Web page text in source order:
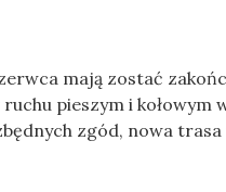
mają zostać
pieszym i kołowym
zgód, nowa